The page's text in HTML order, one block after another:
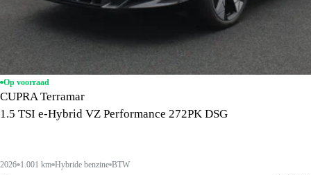
Op voorraad
CUPRA Terramar
1.5 TSI e-Hybrid VZ Performance 272PK DSG
2026 1.001 km Hybride benzine BTW